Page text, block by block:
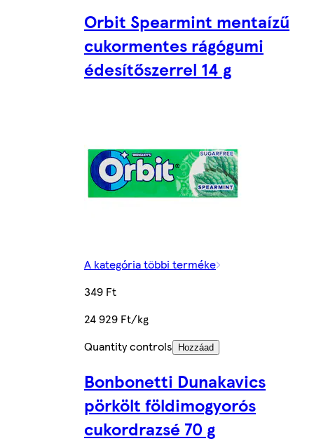
Orbit Spearmint mentaízű
cukormentes rágógumi
édesítőszerrel 14 g
A kategória többi terméke
349 Ft
24 929 Ft/kg
Quantity controls
Hozzáad
Bonbonetti Dunakavics
pörkölt földimogyorós
cukordrazsé 70 g